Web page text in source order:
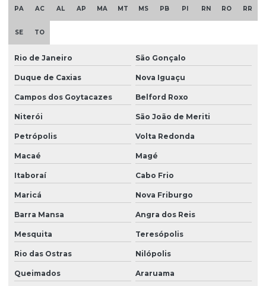
Filtro descontaminador de água
Filtro para desferrizar água
Filtro para eliminar cálcio
Filtro para excesso de calcário
Filtro para ferro e manganês
Filtro para ferro e manganês preço
Filtro para fontes
Filtro para fontes com cálcio
Filtro para fontes com manganês
Filtro para hospitais com água tratada
Filtro industrial para cálcio
PA AC AL AP MA MT MS PB PI RN RO RR
SE TO
Rio de Janeiro São Gonçalo
Duque de Caxias Nova Iguaçu
Campos dos Goytacazes Belford Roxo
Niterói São João de Meriti
Petrópolis Volta Redonda
Macaé Magé
Itaboraí Cabo Frio
Maricá Nova Friburgo
Barra Mansa Angra dos Reis
Mesquita Teresópolis
Rio das Ostras Nilópolis
Queimados Araruama